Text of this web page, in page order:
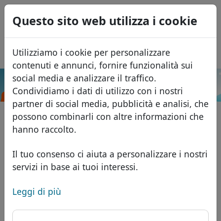
Questo sito web utilizza i cookie
Utilizziamo i cookie per personalizzare
contenuti e annunci, fornire funzionalità sui
social media e analizzare il traffico.
Condividiamo i dati di utilizzo con i nostri
partner di social media, pubblicità e analisi, che
possono combinarli con altre informazioni che
hanno raccolto.
Il tuo consenso ci aiuta a personalizzare i nostri
servizi in base ai tuoi interessi.
Leggi di più
Domini
Database dei domini
Domini africani
Domini asiatici
Domini europei
Domini del Medio Oriente
Domini nordamericani
Listino prezzi
Sconti
Trasferisci
Cerca
Servizi
ID Protect
Hosting DNS
WHOIS
USD
EUR
GBP
Español
Français
Português
Română
Eesti